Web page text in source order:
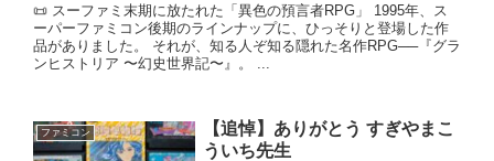
📜 スーファミ末期に放たれた「異色の預言者RPG」 1995年、ス
ーパーファミコン後期のラインナップに、ひっそりと登場した作
品がありました。 それが、知る人ぞ知る隠れた名作RPG──『グラ
ンヒストリア 〜幻史世界記〜』。 ...
ファミコン
【追悼】ありがとう すぎやまこ
ういち先生